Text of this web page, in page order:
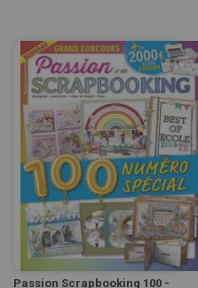
Passion Scrapbooking 100 -